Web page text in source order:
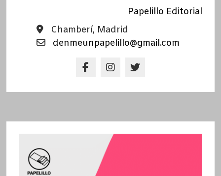
Papelillo Editorial
Chamberí, Madrid
denmeunpapelillo@gmail.com